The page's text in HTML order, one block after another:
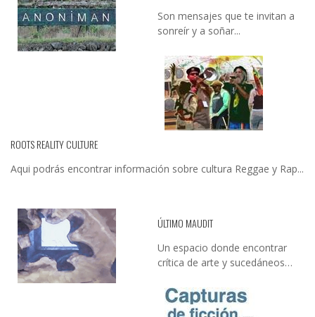
Son mensajes que te invitan a
sonreír y a soñar...
ROOTS REALITY CULTURE
Aqui podrás encontrar información sobre cultura Reggae y Rap...
ÚLTIMO MAUDIT
Un espacio donde encontrar
crítica de arte y sucedáneos…